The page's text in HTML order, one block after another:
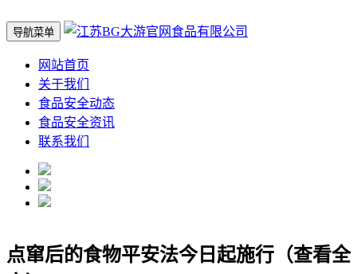
导航菜单
网站首页
关于我们
食品安全动态
食品安全资讯
联系我们
点窜后的食物平安法今日起施行（查看全